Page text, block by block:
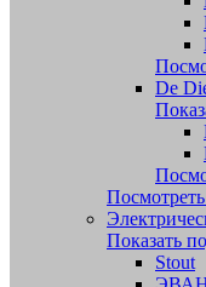
De
Показать
Stout